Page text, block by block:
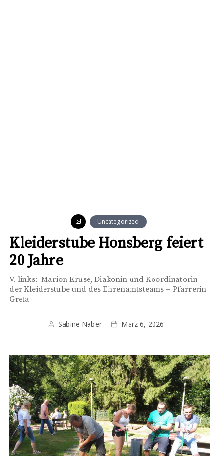
Uncategorized
Kleiderstube Honsberg feiert
20 Jahre
V. links: Marion Kruse, Diakonin und Koordinatorin
der Kleiderstube und des Ehrenamtsteams – Pfarrerin
Greta
Sabine Naber März 6, 2026